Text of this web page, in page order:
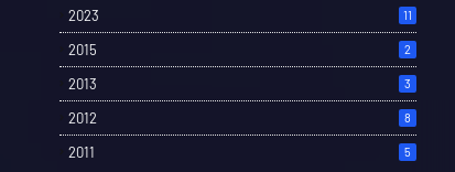
2023 11
2015 2
2013 3
2012 8
2011 5